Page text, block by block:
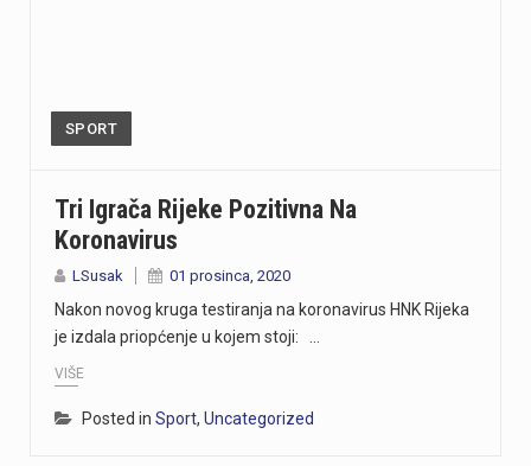
SPORT
Tri Igrača Rijeke Pozitivna Na
Koronavirus
LSusak 01 prosinca, 2020
Nakon novog kruga testiranja na koronavirus HNK Rijeka
je izdala priopćenje u kojem stoji: …
VIŠE
Posted in Sport, Uncategorized